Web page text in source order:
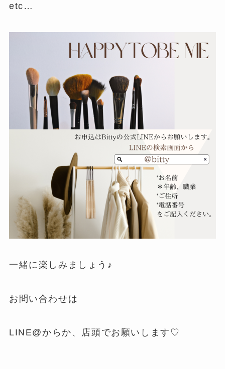
etc…
一緒に楽しみましょう♪
お問い合わせは
LINE@からか、店頭でお願いします♡